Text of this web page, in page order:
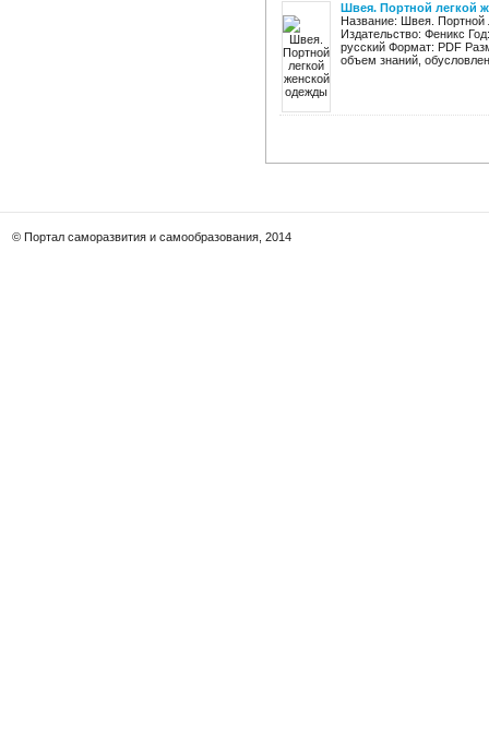
Швея. Портной легкой
Название: Швея. Портной
Издательство: Феникс
русский Формат: PDF
объем знаний,
© Портал саморазвития и самообразования, 2014